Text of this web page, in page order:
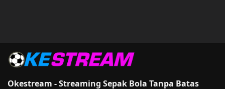
Okestream - Streaming Sepak Bola Tanpa Batas